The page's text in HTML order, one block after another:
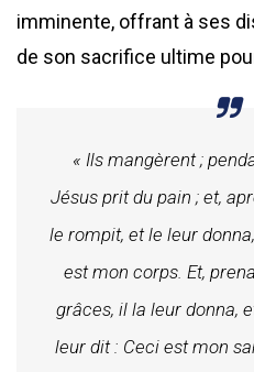
imminente, offrant à ses
de son sacrifice ultime
« Ils mangèrent ;
Jésus prit du pain ; et,
le rompit, et le leur
est mon corps. Et,
grâces, il la leur donna,
leur dit : Ceci est mon